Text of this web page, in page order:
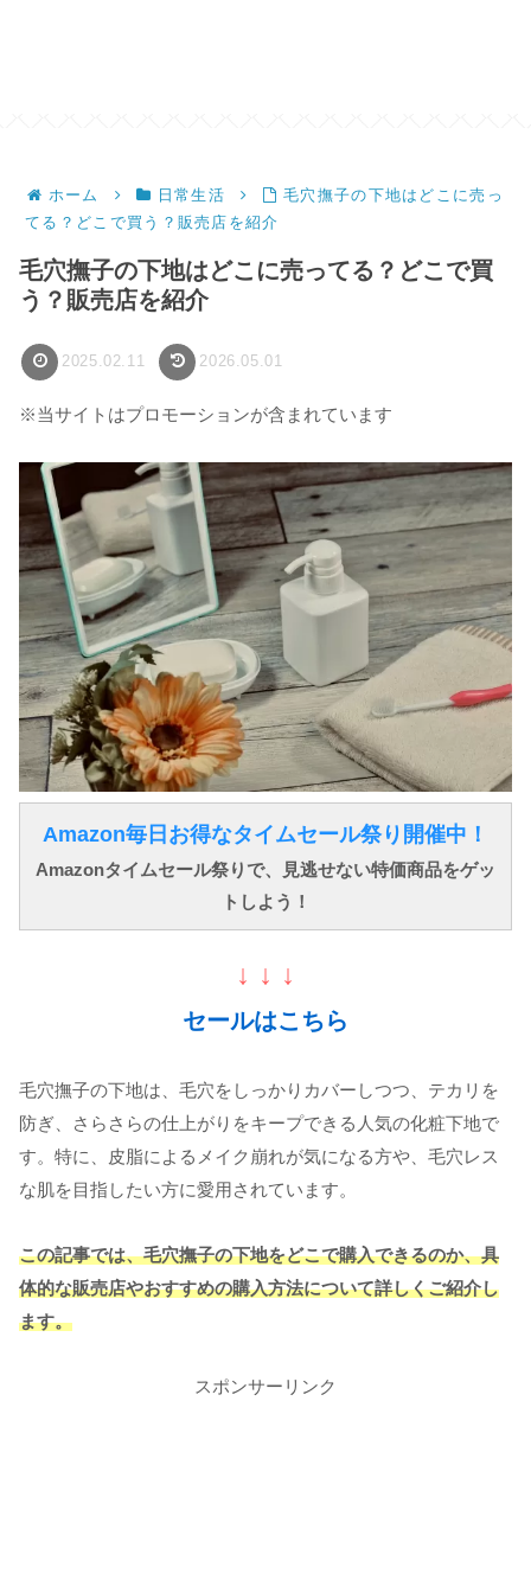
ホーム 日常生活
毛穴撫子の下地はどこに売っ
てる？どこで買う？販売店を紹介
毛穴撫子の下地はどこに売ってる？どこで買
う？販売店を紹介
2025.02.11 2026.05.01
※当サイトはプロモーションが含まれています
Amazon毎日お得なタイムセール祭り開催中！
Amazonタイムセール祭りで、見逃せない特価商品をゲッ
トしよう！
↓ ↓ ↓
セールはこちら
毛穴撫子の下地は、毛穴をしっかりカバーしつつ、テカリを
防ぎ、さらさらの仕上がりをキープできる人気の化粧下地で
す。特に、皮脂によるメイク崩れが気になる方や、毛穴レス
な肌を目指したい方に愛用されています。
この記事では、毛穴撫子の下地をどこで購入できるのか、具
体的な販売店やおすすめの購入方法について詳しくご紹介し
ます。
スポンサーリンク